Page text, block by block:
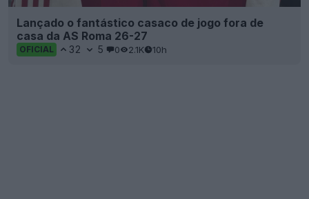
Lançado o fantástico casaco de jogo fora de
casa da AS Roma 26-27
OFICIAL 32 5 0 2.1K 10h